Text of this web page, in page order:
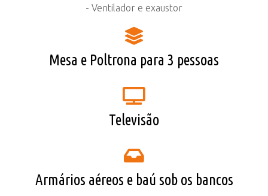
- Ventilador e exaustor
Mesa e Poltrona para 3 pessoas
Televisão
Armários aéreos e baú sob os bancos